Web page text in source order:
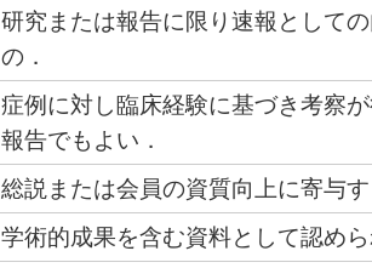
研究または報告に限り速報として
の．
症例に対し臨床経験に基づき考察
報告でもよい．
総説または会員の資質向上に寄与
学術的成果を含む資料として認め